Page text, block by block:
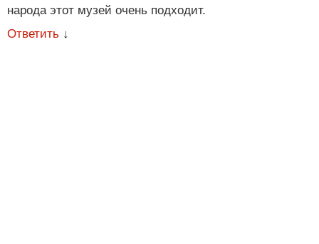
народа этот музей очень подходит.
Ответить ↓